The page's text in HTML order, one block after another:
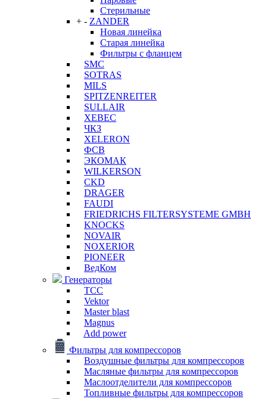
Стерильные
+ - ZANDER
Новая линейка
Старая линейка
Фильтры с фланцем
SMC
SOTRAS
MILS
SPITZENREITER
SULLAIR
XEBEC
ЧКЗ
XELERON
ФСВ
ЭКОМАК
WILKERSON
CKD
DRAGER
FAUDI
FRIEDRICHS FILTERSYSTEME GMBH
KNOCKS
NOVAIR
NOXERIOR
PIONEER
ВедКом
Генераторы
ТСС
Vektor
Master blast
Magnus
Add power
Фильтры для компрессоров
Воздушные фильтры для компрессоров
Масляные фильтры для компрессоров
Маслоотделители для компрессоров
Топливные фильтры для компрессоров